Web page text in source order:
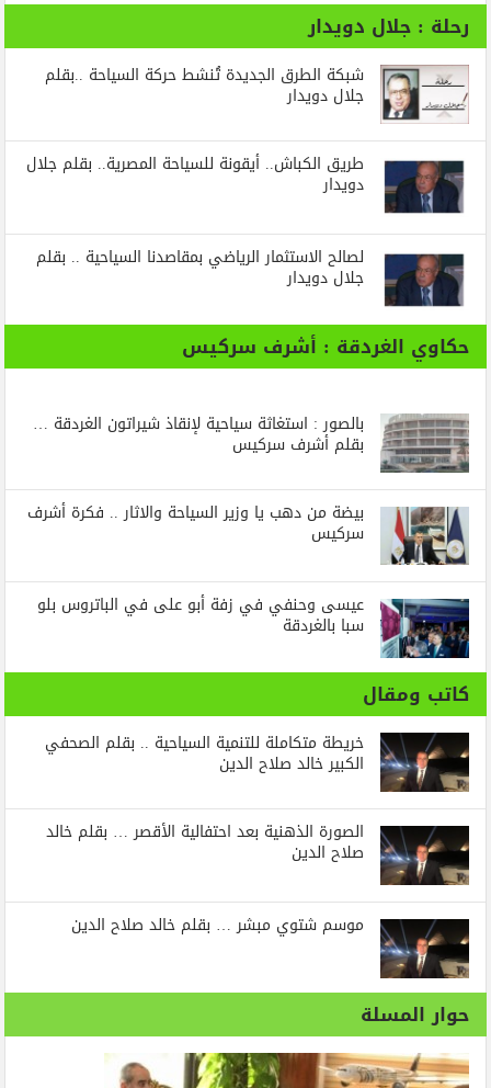
رحلة : جلال دويدار
شبكة الطرق الجديدة تُنشط حركة السياحة ..بقلم
جلال دويدار
طريق الكباش.. أيقونة للسياحة المصرية.. بقلم جلال
دويدار
لصالح الاستثمار الرياضي بمقاصدنا السياحية .. بقلم
جلال دويدار
حكاوي الغردقة : أشرف سركيس
بالصور : استغاثة سياحية لإنقاذ شيراتون الغردقة …
بقلم أشرف سركيس
بيضة من دهب يا وزير السياحة والاثار .. فكرة أشرف
سركيس
عيسى وحنفي في زفة أبو على في الباتروس بلو
سبا بالغردقة
كاتب ومقال
خريطة متكاملة للتنمية السياحية .. بقلم الصحفي
الكبير خالد صلاح الدين
الصورة الذهنية بعد احتفالية الأقصر … بقلم خالد
صلاح الدين
موسم شتوي مبشر … بقلم خالد صلاح الدين
حوار المسلة